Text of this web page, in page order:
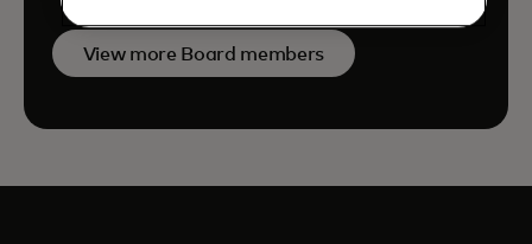
View more Board members